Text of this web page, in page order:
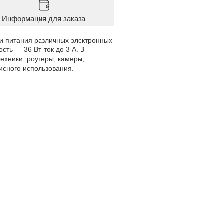
Информация для заказа
различных электронных
— 36 Вт, ток до 3 А. В
роутеры, камеры,
использования.